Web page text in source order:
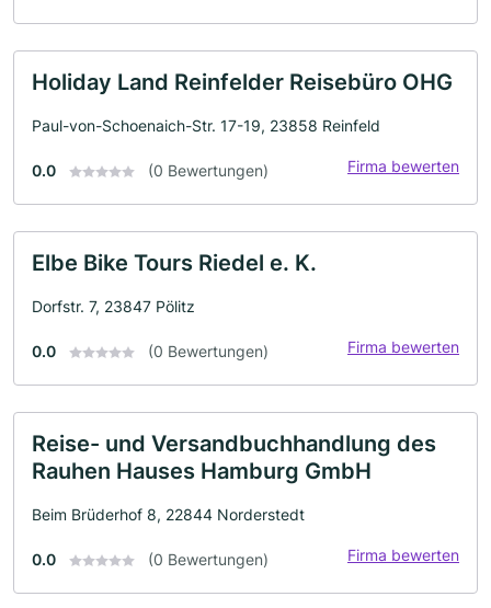
Holiday Land Reinfelder Reisebüro OHG
Paul-von-Schoenaich-Str. 17-19, 23858 Reinfeld
0.0 (0 Bewertungen) Firma bewerten
Elbe Bike Tours Riedel e. K.
Dorfstr. 7, 23847 Pölitz
0.0 (0 Bewertungen) Firma bewerten
Reise- und Versandbuchhandlung des
Rauhen Hauses Hamburg GmbH
Beim Brüderhof 8, 22844 Norderstedt
0.0 (0 Bewertungen) Firma bewerten